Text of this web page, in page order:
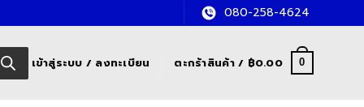
080-258-4624
เข้าสู่ระบบ / ลงทะเบียน ตะกร้าสินค้า / ฿0.00 0